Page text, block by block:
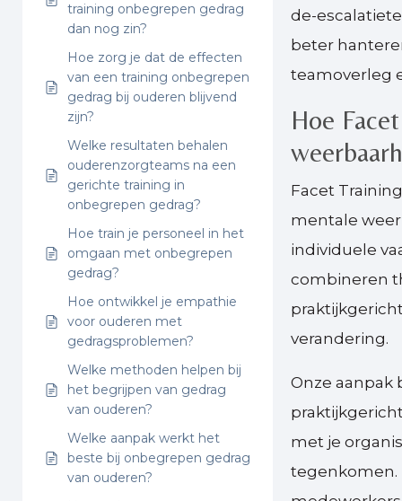
training onbegrepen gedrag
dan nog zin?
Hoe zorg je dat de effecten
van een training onbegrepen
gedrag bij ouderen blijvend
zijn?
Welke resultaten behalen
ouderenzorgteams na een
gerichte training in
onbegrepen gedrag?
Hoe train je personeel in het
omgaan met onbegrepen
gedrag?
Hoe ontwikkel je empathie
voor ouderen met
gedragsproblemen?
Welke methoden helpen bij
het begrijpen van gedrag
van ouderen?
Welke aanpak werkt het
beste bij onbegrepen gedrag
van ouderen?
de-
beter
teamoverleg
Hoe
Facet
mentale
individuele
combineren
verandering.
Onze aanpak
met je
tegenkomen.